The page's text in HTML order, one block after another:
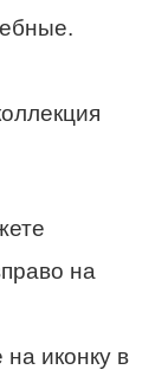
на
иконку в